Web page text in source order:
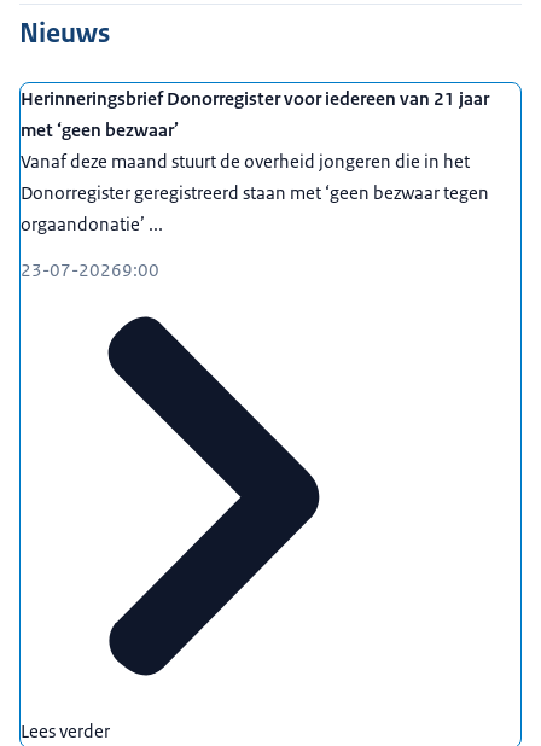
Nieuws
Herinneringsbrief Donorregister voor iedereen van 21 jaar
met ‘geen bezwaar’
Vanaf deze maand stuurt de overheid jongeren die in het
Donorregister geregistreerd staan met ‘geen bezwaar tegen
orgaandonatie’ ...
23-07-20269:00
Lees verder